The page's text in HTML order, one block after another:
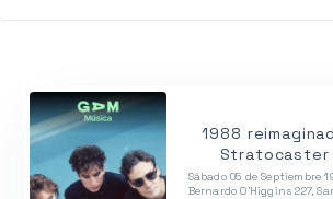
1988
Stratocaster
Sábado 05 de Septiembre
Bernardo O'Higgins 227,